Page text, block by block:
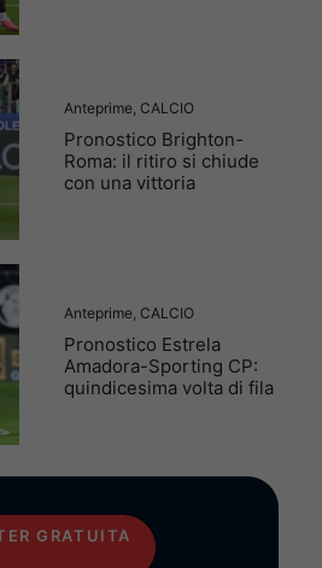
Anteprime, CALCIO
Pronostico Brighton-
Roma: il ritiro si chiude
con una vittoria
Anteprime, CALCIO
Pronostico Estrela
Amadora-Sporting CP:
quindicesima volta di fila
GRATUITA